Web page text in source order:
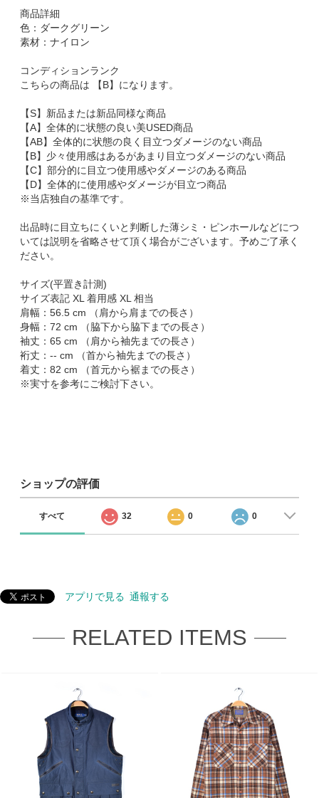
商品詳細
色：ダークグリーン
素材：ナイロン
コンディションランク
こちらの商品は 【B】になります。
【S】新品または新品同様な商品
【A】全体的に状態の良い美USED商品
【AB】全体的に状態の良く目立つダメージのない商品
【B】少々使用感はあるがあまり目立つダメージのない商品
【C】部分的に目立つ使用感やダメージのある商品
【D】全体的に使用感やダメージが目立つ商品
※当店独自の基準です。
出品時に目立ちにくいと判断した薄シミ・ピンホールなどにつ
いては説明を省略させて頂く場合がございます。予めご了承く
ださい。
サイズ(平置き計測)
サイズ表記 XL 着用感 XL 相当
肩幅：56.5 cm （肩から肩までの長さ）
身幅：72 cm （脇下から脇下までの長さ）
袖丈：65 cm （肩から袖先までの長さ）
裄丈：-- cm （首から袖先までの長さ）
着丈：82 cm （首元から裾までの長さ）
※実寸を参考にご検討下さい。
ショップの評価
すべて 32 0 0
アプリで見る 通報する
RELATED ITEMS